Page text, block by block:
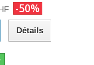
-50%
Détails